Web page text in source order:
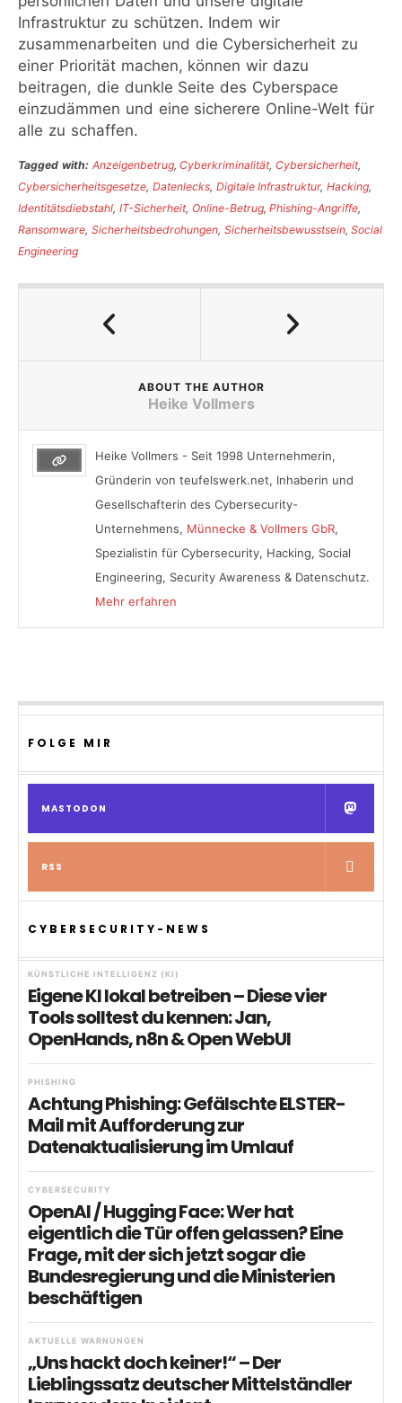
Infrastruktur zu schützen. Indem wir
zusammenarbeiten und die Cybersicherheit zu
einer Priorität machen, können wir dazu
beitragen, die dunkle Seite des Cyberspace
einzudämmen und eine sicherere Online-Welt für
alle zu schaffen.
Tagged with: Anzeigenbetrug, Cyberkriminalität, Cybersicherheit,
Cybersicherheitsgesetze, Datenlecks, Digitale Infrastruktur,Hacking,
Identitätsdiebstahl, IT-Sicherheit, Online-Betrug,Phishing-Angriffe,
Ransomware, Sicherheitsbedrohungen, Sicherheitsbewusstsein,Social
Engineering
ABOUT THE AUTHOR
Heike Vollmers
Heike Vollmers - Seit 1998 Unternehmerin,
Gründerin von teufelswerk.net, Inhaberin und
Gesellschafterin des Cybersecurity-
Unternehmens, Münnecke & Vollmers GbR,
Spezialistin für Cybersecurity, Hacking, Social
Engineering, Security Awareness & Datenschutz.
Mehr erfahren
FOLGE MIR
MASTODON
RSS
CYBERSECURITY-NEWS
KÜNSTLICHE INTELLIGENZ (KI)
Eigene KI lokal betreiben – Diese vier
Tools solltest du kennen: Jan,
OpenHands, n8n & Open WebUI
PHISHING
Achtung Phishing: Gefälschte ELSTER-
Mail mit Aufforderung zur
Datenaktualisierung im Umlauf
CYBERSECURITY
OpenAI / Hugging Face: Wer hat
eigentlich die Tür offen gelassen? Eine
Frage, mit der sich jetzt sogar die
Bundesregierung und die Ministerien
beschäftigen
AKTUELLE WARNUNGEN
„Uns hackt doch keiner!“ – Der
Lieblingssatz deutscher Mittelständler